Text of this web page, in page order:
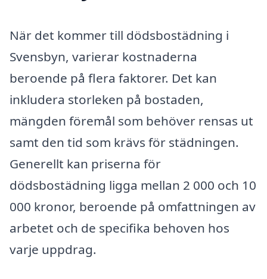
När det kommer till dödsbostädning i
Svensbyn, varierar kostnaderna
beroende på flera faktorer. Det kan
inkludera storleken på bostaden,
mängden föremål som behöver rensas ut
samt den tid som krävs för städningen.
Generellt kan priserna för
dödsbostädning ligga mellan 2 000 och 10
000 kronor, beroende på omfattningen av
arbetet och de specifika behoven hos
varje uppdrag.